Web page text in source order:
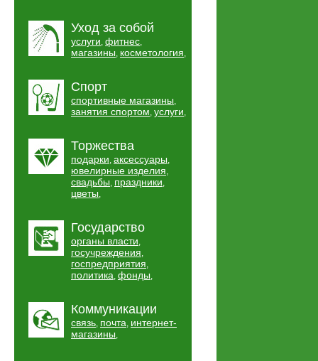
Уход за собой
услуги, фитнес,
магазины, косметология,
Спорт
спортивные магазины,
занятия спортом, услуги,
Торжества
подарки, аксессуары,
ювелирные изделия,
свадьбы, праздники,
цветы,
Государство
органы власти,
госучреждения,
госпредприятия,
политика, фонды,
Коммуникации
связь, почта, интернет-
магазины,